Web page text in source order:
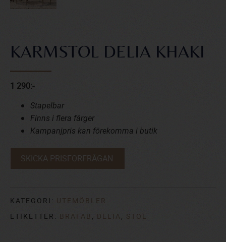
KARMSTOL DELIA KHAKI
1 290:-
Stapelbar
Finns i flera färger
Kampanjpris kan förekomma i butik
SKICKA PRISFÖRFRÅGAN
KATEGORI: UTEMÖBLER
ETIKETTER: BRAFAB DELIA STOL